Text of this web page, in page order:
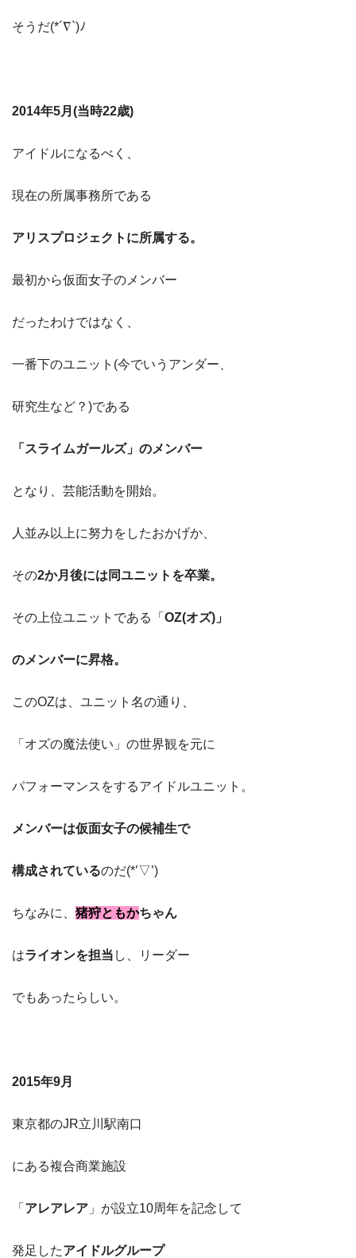
そうだ(*´∇`)ﾉ
2014年5月(当時22歳)
アイドルになるべく、
現在の所属事務所である
アリスプロジェクトに所属する。
最初から仮面女子のメンバー
だったわけではなく、
一番下のユニット(今でいうアンダー、
研究生など？)である
「スライムガールズ」のメンバー
となり、芸能活動を開始。
人並み以上に努力をしたおかげか、
その2か月後には同ユニットを卒業。
その上位ユニットである「 OZ(オズ)」
のメンバーに昇格。
このOZは、ユニット名の通り、
「オズの魔法使い」の世界観を元に
パフォーマンスをするアイドルユニット。
メンバーは仮面女子の候補生で
構成されているのだ(*’▽’)
ちなみに、 猪狩ともかちゃん
はライオンを担当 し、リーダー
でもあったらしい。
2015年9月
東京都のJR立川駅南口
にある複合商業施設
「 アレアレア 」が設立10周年を記念して
発足したアイドルグループ